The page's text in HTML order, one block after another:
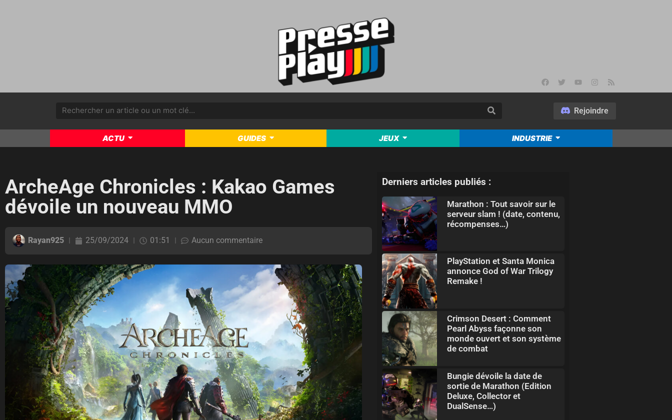
Rejoindre
ACTU GUIDES JEUX INDUSTRIE
ArcheAge Chronicles : Kakao Games
dévoile un nouveau MMO
Rayan925 25/09/2024 01:51 Aucun commentaire
Derniers articles publiés :
Marathon : Tout savoir sur le
serveur slam ! (date, contenu,
récompenses…)
PlayStation et Santa Monica
annonce God of War Trilogy
Remake !
Crimson Desert : Comment
Pearl Abyss façonne son
monde ouvert et son système
de combat
Bungie dévoile la date de
sortie de Marathon (Edition
Deluxe, Collector et
DualSense…)